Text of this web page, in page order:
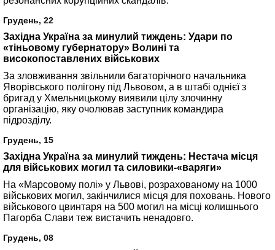
Грудень, 22
Західна Україна за минулий тиждень: Удари по
«тіньовому губернатору» Волині та
високопоставлених військових
За зловживання звільнили багаторічного начальника
Яворівського полігону під Львовом, а в штабі однієї з
бригад у Хмельницькому виявили цілу злочинну
організацію, яку очолював заступник командира
підрозділу.
Грудень, 15
Західна Україна за минулий тиждень: Нестача місця
для військових могил та силовики-«варяги»
На «Марсовому полі» у Львові, розрахованому на 1000
військових могил, закінчилися місця для поховань. Нового
військового цвинтаря на 500 могил на місці колишнього
Пагорба Слави теж вистачить ненадовго.
Грудень, 08